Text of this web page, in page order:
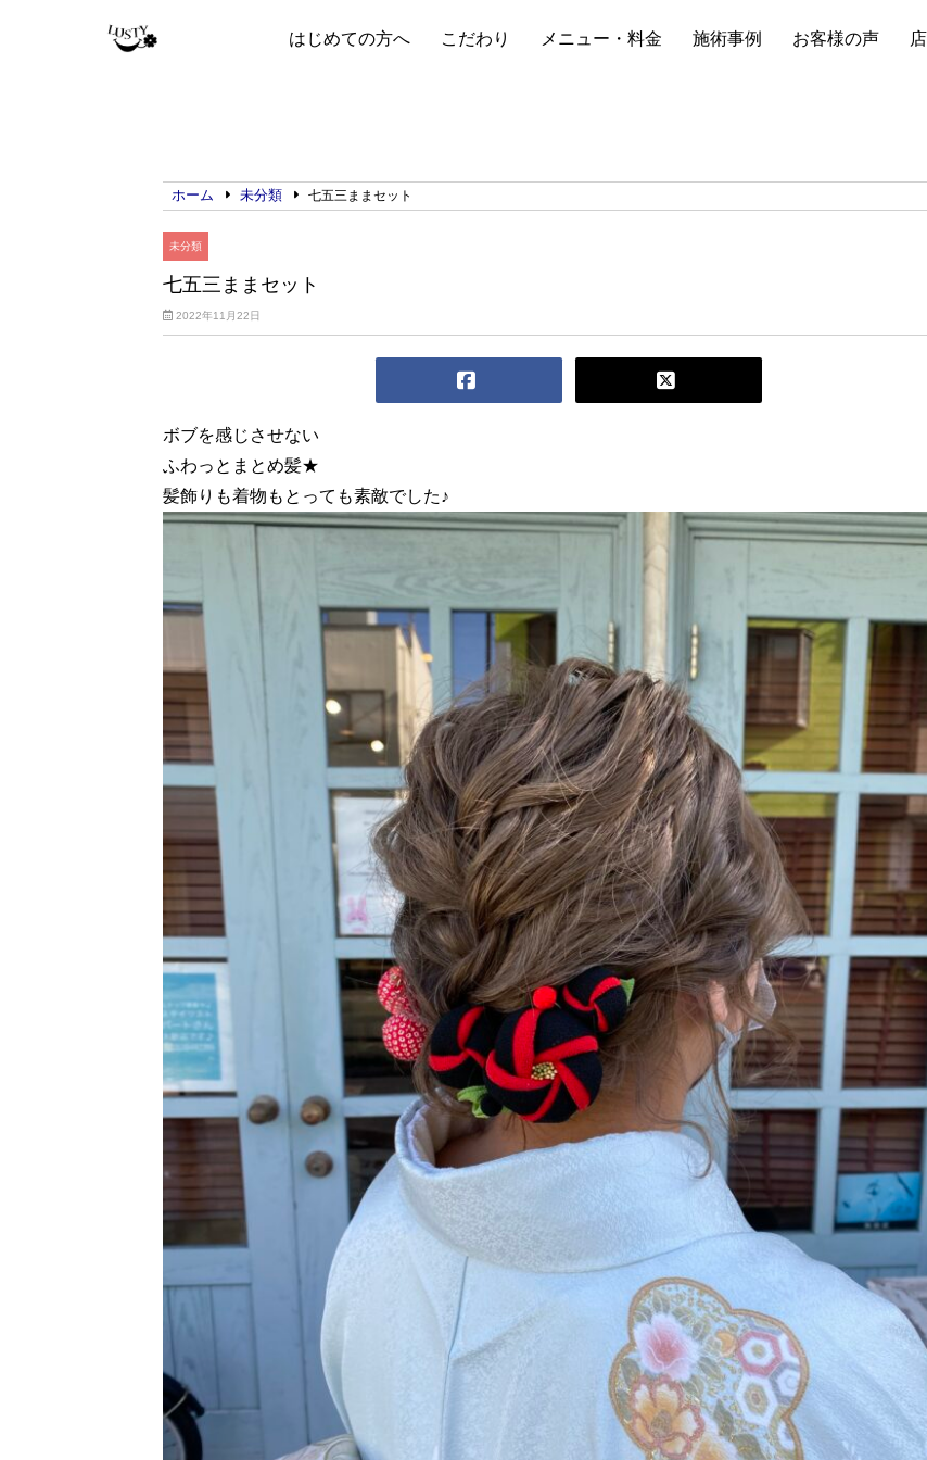
はじめての方へ こだわり メニュー・料金 施術事例 お客様の声
ホーム 未分類 七五三ままセット
未分類
七五三ままセット
2022年11月22日
ボブを感じさせない
ふわっとまとめ髪★
髪飾りも着物もとっても素敵でした♪